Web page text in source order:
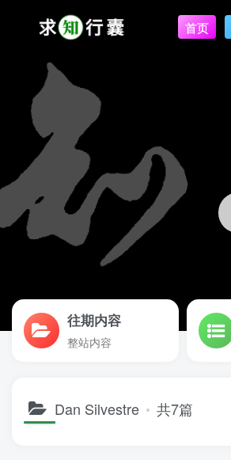
首页
往期内容
整站内容
Dan Silvestre 共7篇